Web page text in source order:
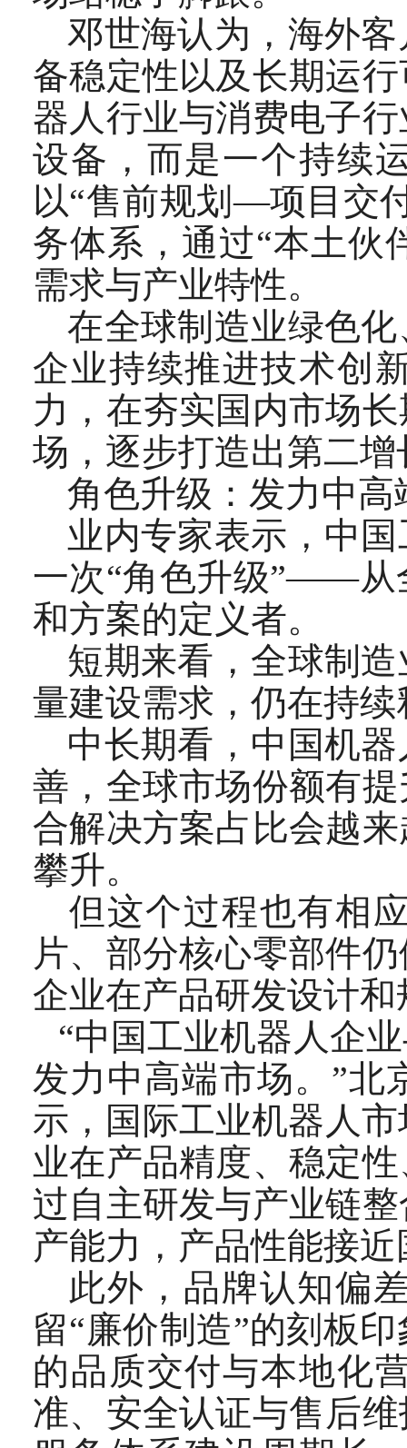
邓世海认为，海外
备稳定性以及长期运
器人行业与消费电子
设备，而是一个持续
以“售前规划—项目交
务体系，通过“本土伙
需求与产业特性。
在全球制造业绿色
企业持续推进技术创
力，在夯实国内市场
场，逐步打造出第二增
角色升级：发力中高
业内专家表示，中
一次“角色升级”——从
和方案的定义者。
短期来看，全球制
量建设需求，仍在持续
中长期看，中国机
善，全球市场份额有
合解决方案占比会越
攀升。
但这个过程也有相
片、部分核心零部件
企业在产品研发设计
“中国工业机器人企
发力中高端市场。”北
示，国际工业机器人
业在产品精度、稳定
过自主研发与产业链
产能力，产品性能接
此外，品牌认知偏
留“廉价制造”的刻板
的品质交付与本地化
准、安全认证与售后